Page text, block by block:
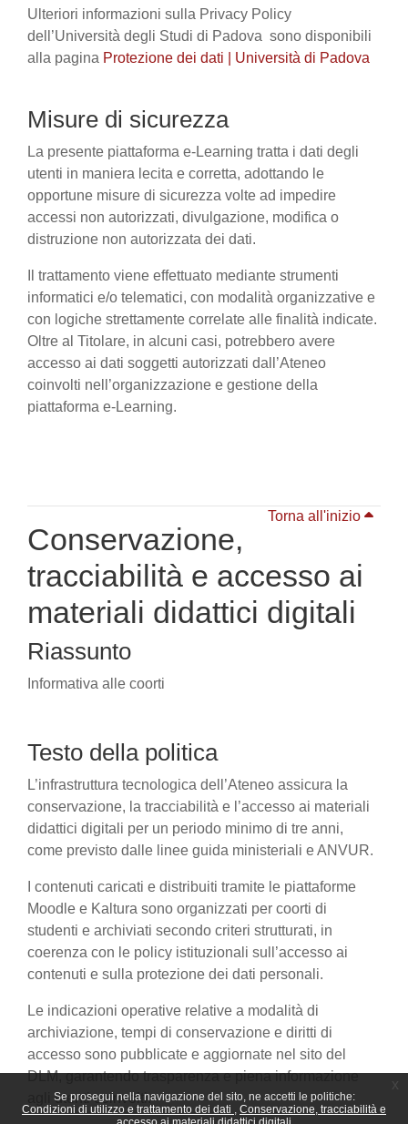
Se prosegui nella navigazione del sito, ne accetti le politiche:
Condizioni di utilizzo e trattamento dei dati
Conservazione, tracciabilità e
Ulteriori informazioni sulla Privacy Policy
dell’Università degli Studi di Padova sono disponibili
alla pagina Protezione dei dati | Università di Padova
Misure di sicurezza
La presente piattaforma e-Learning tratta i dati degli
utenti in maniera lecita e corretta, adottando le
opportune misure di sicurezza volte ad impedire
accessi non autorizzati, divulgazione, modifica o
distruzione non autorizzata dei dati.
Il trattamento viene effettuato mediante strumenti
informatici e/o telematici, con modalità organizzative e
con logiche strettamente correlate alle finalità indicate.
Oltre al Titolare, in alcuni casi, potrebbero avere
accesso ai dati soggetti autorizzati dall’Ateneo
coinvolti nell’organizzazione e gestione della
piattaforma e-Learning.
Torna all'inizio
Conservazione,
tracciabilità e accesso ai
materiali didattici digitali
Riassunto
Informativa alle coorti
Testo della politica
L’infrastruttura tecnologica dell’Ateneo assicura la
conservazione, la tracciabilità e l’accesso ai materiali
didattici digitali per un periodo minimo di tre anni,
come previsto dalle linee guida ministeriali e ANVUR.
I contenuti caricati e distribuiti tramite le piattaforme
Moodle e Kaltura sono organizzati per coorti di
studenti e archiviati secondo criteri strutturati, in
coerenza con le policy istituzionali sull’accesso ai
contenuti e sulla protezione dei dati personali.
Le indicazioni operative relative a modalità di
archiviazione, tempi di conservazione e diritti di
accesso sono pubblicate e aggiornate nel sito del
DLM, garantendo trasparenza e piena informazione
agli utenti coinvolti.